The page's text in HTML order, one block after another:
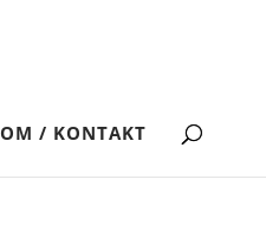
OM / KONTAKT